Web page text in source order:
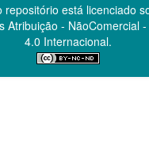
repositório está licenciado
Atribuição - NãoComercial
4.0 Internacional.